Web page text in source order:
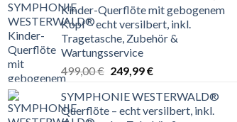
699,00 €299,99 €.
Kinder-Querflöte mit gebogenem
Kopf – echt versilbert, inkl.
Tragetasche, Zubehör &
Wartungsservice
499,00€ Ursprünglicher
war:
499,00 €
249,99€Aktueller
ist:
249,99 €.
SYMPHONIE WESTERWALD®
Querflöte – echt versilbert, inkl.